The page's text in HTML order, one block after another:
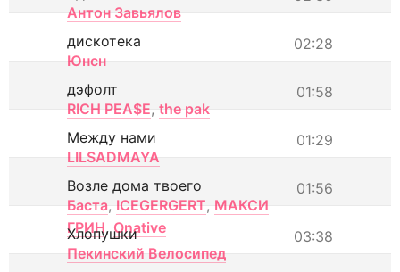
Антон Завьялов
02:28
дискотека
Юнсн
01:58
дэфолт
RICH PEA$E, the pak
01:29
Между нами
LILSADMAYA
01:56
Возле дома твоего
Баста, ICEGERGERT, МАКСИ
ГРИН, Onative 03:38
Хлопушки
Пекинский Велосипед